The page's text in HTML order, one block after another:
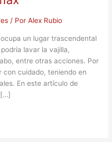
/ PorAlex Rubio
un lugar trascendental
lavar la vajilla,
entre otras acciones. Por
con cuidado, teniendo en
En este artículo de
[…]